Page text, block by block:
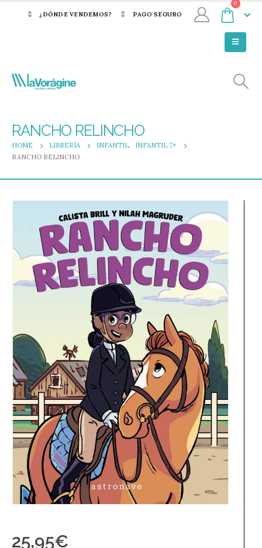
¿DÓNDE VENDEMOS? PAGO SEGURO
0
RANCHO RELINCHO
HOME LIBRERÍA INFANTIL,
INFANTIL 7+
RANCHO RELINCHO
25,95€